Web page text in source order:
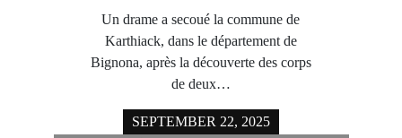
Un drame a secoué la commune de
Karthiack, dans le département de
Bignona, après la découverte des corps
de deux…
SEPTEMBER 22, 2025